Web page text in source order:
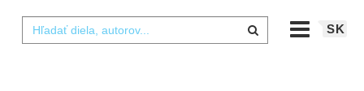
SK